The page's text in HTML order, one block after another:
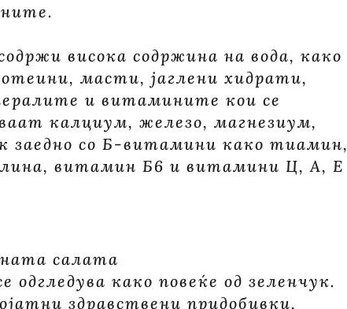
висока содржина на вода, како
масти, јаглени хидрати,
и витамините кои се
калциум, железо, магнезиум,
заедно со Б-витамини како тиамин,
витамин Б6 и витамини Ц, А, Е
салата
одгледува како повеќе од зеленчук.
здравствени придобивки,